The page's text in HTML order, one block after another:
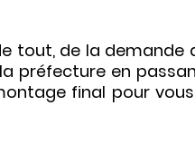
tout, de la demande
préfecture en
final pour